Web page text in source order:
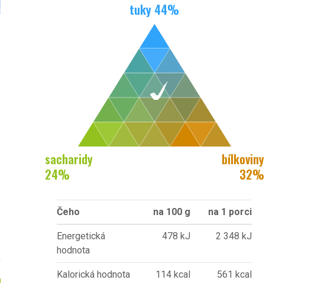
tuky 44%
sacharidy
24%
bílkoviny
32%
Čeho na 100 g na 1 porci
Energetická
hodnota
478 kJ 2 348 kJ
Kalorická hodnota 114 kcal 561 kcal